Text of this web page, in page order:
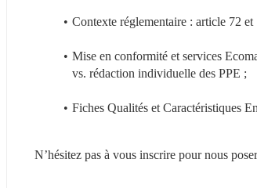
Contexte réglementaire : article 72
Mise en conformité et services
vs. rédaction individuelle des PPE ;
Fiches Qualités et Caractéristiques
N’hésitez pas à vous inscrire pour nous